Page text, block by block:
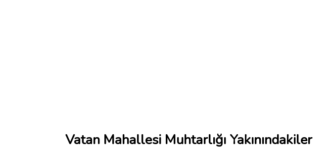
Vatan Mahallesi Muhtarlığı Yakınındakiler